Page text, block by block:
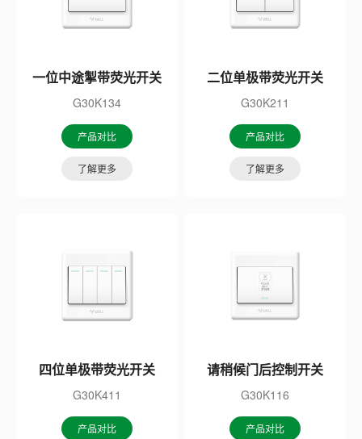
一位中途掣带荧光开关
G30K134
产品对比
了解更多
二位单极带荧光开关
G30K211
产品对比
了解更多
四位单极带荧光开关
G30K411
产品对比
请稍候门后控制开关
G30K116
产品对比